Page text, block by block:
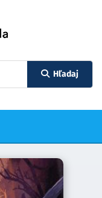
Hľadaj